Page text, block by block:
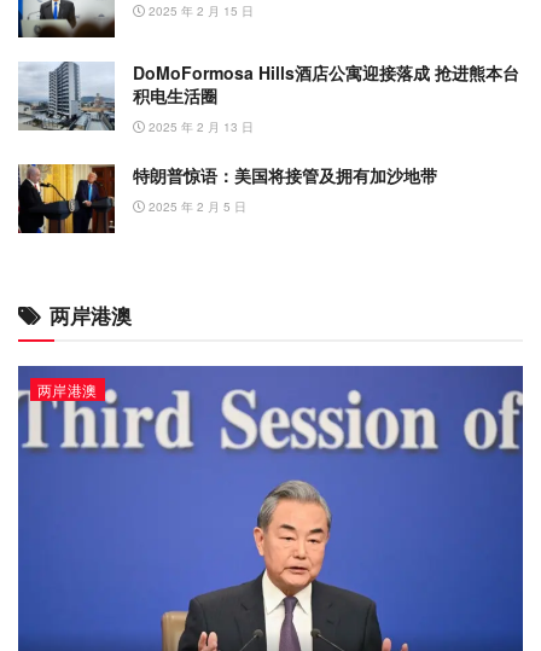
2025 年 2 月 15 日
DoMoFormosa Hills酒店公寓迎接落成 抢进熊本台
积电生活圈
2025 年 2 月 13 日
特朗普惊语：美国将接管及拥有加沙地带
2025 年 2 月 5 日
两岸港澳
两岸港澳